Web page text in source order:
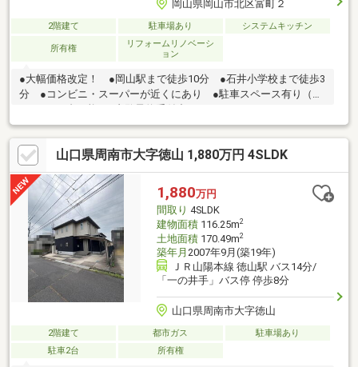
岡山県岡山市北区富町２
2階建て 駐車場あり システムキッチン
所有権
リフォームリノベーシ
ョン
●大幅価格改定！ ●岡山駅まで徒歩10分 ●石井小学校まで徒歩3
分 ●コンビニ・スーパーが近くにあり ●駐車スペース有り（車
種により3台可能）●内覧予約受付中
山口県周南市大字徳山 1,880万円 4SLDK
1,880万円
間取り 4SLDK
建物面積116.25m2
土地面積170.49m2
築年月 2007年9月(築19年)
ＪＲ山陽本線 徳山駅 バス14分/
「一の井手」バス停 停歩8分
山口県周南市大字徳山
2階建て 都市ガス
駐車場あり
駐車2台
所有権